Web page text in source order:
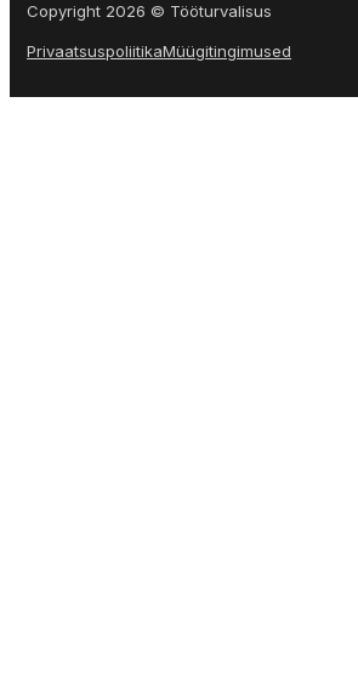
Copyright 2026 © Tööturvalisus
PrivaatsuspoliitikaMüügitingimused